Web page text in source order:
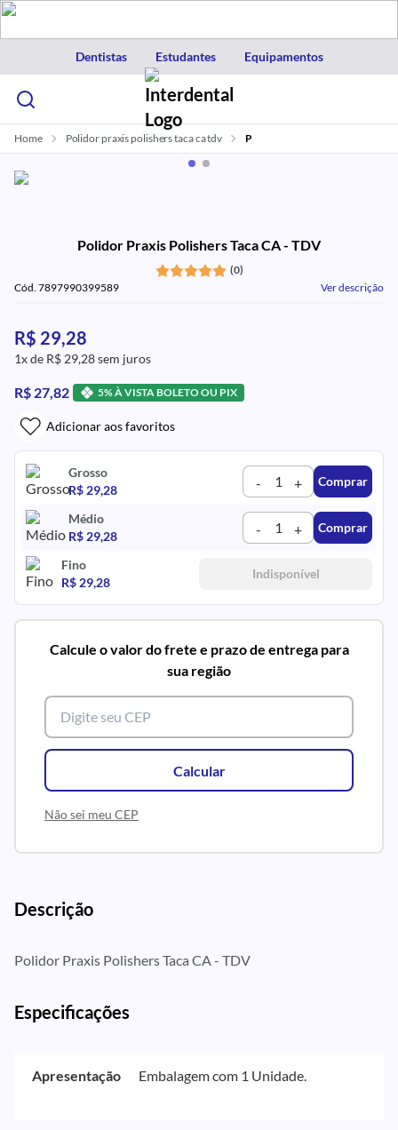
Dentistas Estudantes Equipamentos
Home Polidor praxis polishers taca ca tdv P
Polidor Praxis Polishers Taca CA - TDV
(0)
Cód. 7897990399589
Ver descrição
R$ 29,28
1x de R$ 29,28 sem juros
R$ 27,82 5% À VISTA BOLETO OU PIX
Adicionar aos favoritos
Grosso
R$ 29,28
- + Comprar
Médio
R$ 29,28
- + Comprar
Fino
R$ 29,28
Indisponível
Calcule o valor do frete e prazo de entrega para
sua região
Calcular
Não sei meu CEP
Descrição
Polidor Praxis Polishers Taca CA - TDV
Especificações
Apresentação Embalagem com 1 Unidade.